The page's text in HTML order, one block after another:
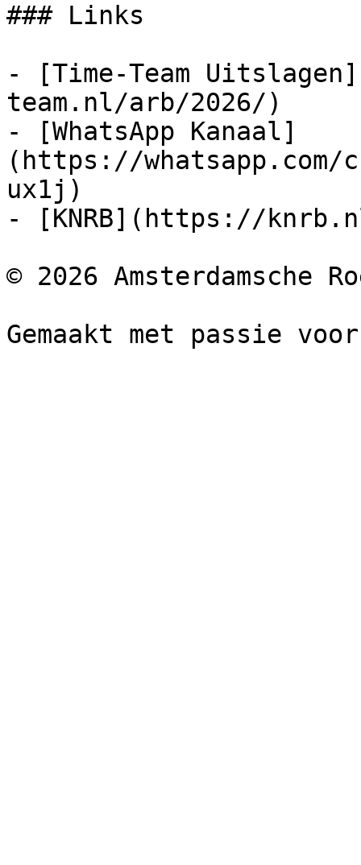
### Links
- [Time-Team
team.nl/arb/2026/)
- [WhatsApp Kanaal]
(https://whatsapp.com/
ux1j)
- [KNRB](https://
© 2026 Amsterdamsche